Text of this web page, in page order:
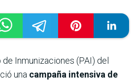
Inmunizaciones (PAI) del
una campaña intensiva de